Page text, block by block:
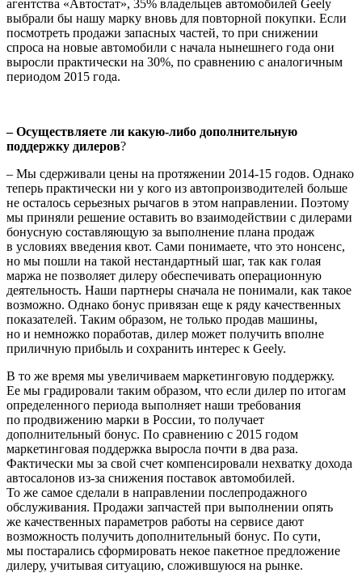
агентства «Автостат», 35% владельцев автомобилей Geely
выбрали бы нашу марку вновь для повторной покупки. Если
посмотреть продажи запасных частей, то при снижении
спроса на новые автомобили с начала нынешнего года они
выросли практически на 30%, по сравнению с аналогичным
периодом 2015 года.
– Осуществляете ли какую-либо дополнительную
поддержку дилеров?
– Мы сдерживали цены на протяжении 2014-15 годов. Однако
теперь практически ни у кого из автопроизводителей больше
не осталось серьезных рычагов в этом направлении. Поэтому
мы приняли решение оставить во взаимодействии с дилерами
бонусную составляющую за выполнение плана продаж
в условиях введения квот. Сами понимаете, что это нонсенс,
но мы пошли на такой нестандартный шаг, так как голая
маржа не позволяет дилеру обеспечивать операционную
деятельность. Наши партнеры сначала не понимали, как такое
возможно. Однако бонус привязан еще к ряду качественных
показателей. Таким образом, не только продав машины,
но и немножко поработав, дилер может получить вполне
приличную прибыль и сохранить интерес к Geely.
В то же время мы увеличиваем маркетинговую поддержку.
Ее мы градировали таким образом, что если дилер по итогам
определенного периода выполняет наши требования
по продвижению марки в России, то получает
дополнительный бонус. По сравнению с 2015 годом
маркетинговая поддержка выросла почти в два раза.
Фактически мы за свой счет компенсировали нехватку дохода
автосалонов из-за снижения поставок автомобилей.
То же самое сделали в направлении послепродажного
обслуживания. Продажи запчастей при выполнении опять
же качественных параметров работы на сервисе дают
возможность получить дополнительный бонус. По сути,
мы постарались сформировать некое пакетное предложение
дилеру, учитывая ситуацию, сложившуюся на рынке.